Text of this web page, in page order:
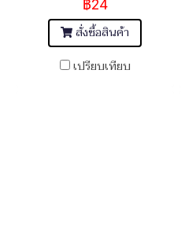
฿24
สั่งซื้อสินค้า
เปรียบเทียบ